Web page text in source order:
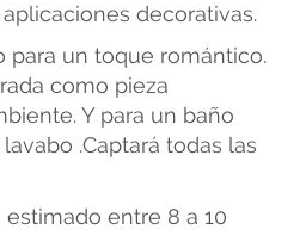
decorativas.
para un toque romántico.
como pieza
Y para un baño
.Captará todas las
entre 8 a 10